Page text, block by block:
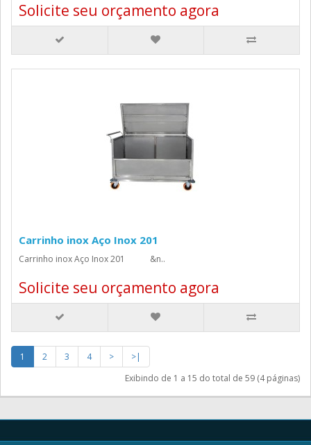
Solicite seu orçamento agora
Carrinho inox Aço Inox 201
Carrinho inox Aço Inox 201 &n..
Solicite seu orçamento agora
1 2 3 4 >
>|
Exibindo de 1 a 15 do total de 59 (4 páginas)